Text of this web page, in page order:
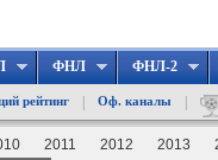
рейтинг Оф. каналы
ФНЛ ФНЛ-2
2011 2012 2013